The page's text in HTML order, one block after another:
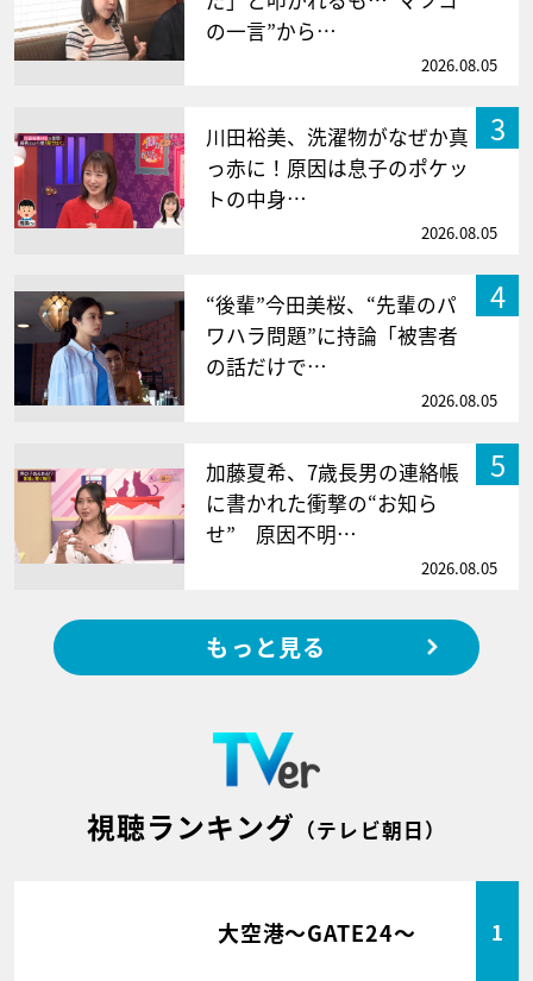
の一言”から…
2026.08.05
3
川田裕美、洗濯物がなぜか真
っ赤に！原因は息子のポケッ
トの中身…
2026.08.05
4
“後輩”今田美桜、“先輩のパ
ワハラ問題”に持論「被害者
の話だけで…
2026.08.05
5
加藤夏希、7歳長男の連絡帳
に書かれた衝撃の“お知ら
せ” 原因不明…
2026.08.05
もっと見る
視聴ランキング （テレビ朝日）
大空港～GATE24～ 1